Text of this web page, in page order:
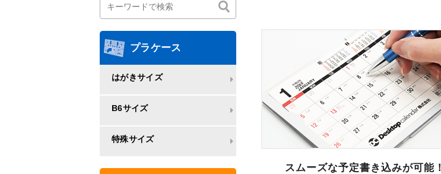
プラケース
はがきサイズ
B6サイズ
特殊サイズ
スムーズな予定書き込みが可能！